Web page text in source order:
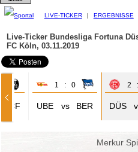
LIVE-TICKER | ERGEBNISSE
Live-Ticker Bundesliga Fortuna
FC Köln, 03.11.2019
SCF
1 : 0
UBE vs BER
2
DÜS
Merkur